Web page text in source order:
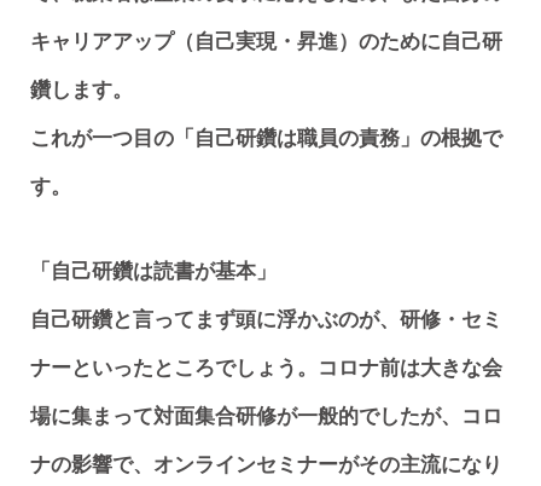
キャリアアップ（自己実現・昇進）のために自己研
鑽します。
これが一つ目の「自己研鑽は職員の責務」の根拠で
す。
「自己研鑽は読書が基本」
自己研鑽と言ってまず頭に浮かぶのが、研修・セミ
ナーといったところでしょう。コロナ前は大きな会
場に集まって対面集合研修が一般的でしたが、コロ
ナの影響で、オンラインセミナーがその主流になり